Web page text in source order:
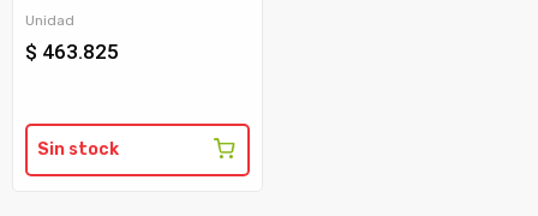
Unidad
$ 463.825
Sin stock